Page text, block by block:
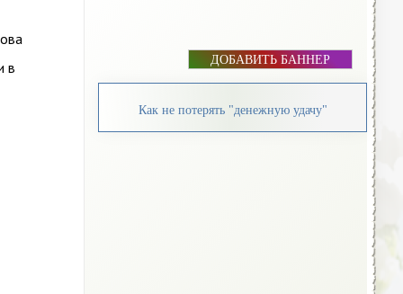
в
ДОБАВИТЬ БАННЕР
Как не потерять "денежную удачу"